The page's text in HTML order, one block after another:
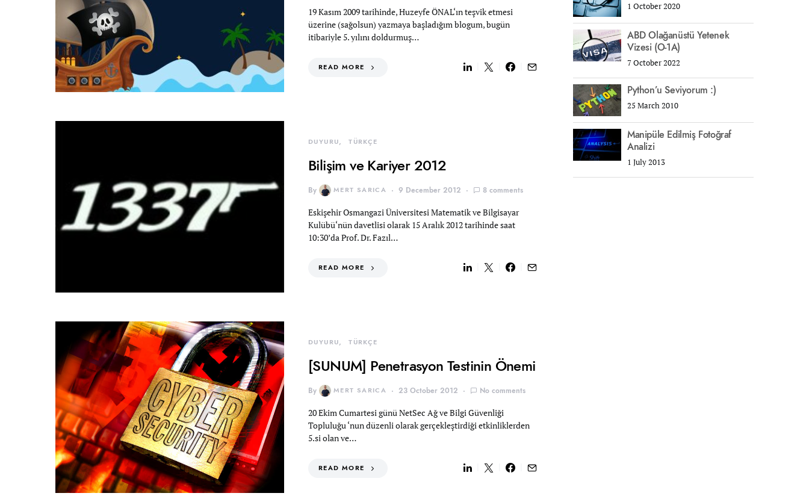
19 Kasım 2009 tarihinde, Huzeyfe ÖNAL‘ın teşvik etmesi
üzerine (sağolsun) yazmaya başladığım blogum, bugün
itibariyle 5. yılını doldurmuş…
READ MORE
DUYURU TÜRKÇE
Bilişim ve Kariyer 2012
By MERT SARICA 9 December 2012 8 comments
Eskişehir Osmangazi Üniversitesi Matematik ve Bilgisayar
Kulübü‘nün davetlisi olarak 15 Aralık 2012 tarihinde saat
10:30’da Prof. Dr. Fazıl…
READ MORE
DUYURU TÜRKÇE
[SUNUM] Penetrasyon Testinin Önemi
By MERT SARICA 23 October 2012 No comments
20 Ekim Cumartesi günü NetSec Ağ ve Bilgi Güvenliği
Topluluğu ‘nun düzenli olarak gerçekleştirdiği etkinliklerden
5.si olan ve…
READ MORE
1 October 2020
ABD Olağanüstü Yetenek
Vizesi (O-1A)
7 October 2022
Python’u Seviyorum :)
25 March 2010
Manipüle Edilmiş Fotoğraf
Analizi
1 July 2013